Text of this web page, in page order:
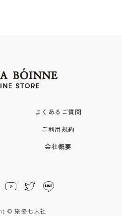
よくあるご質問
ご利用規約
会社概要
© 旅姿七人社